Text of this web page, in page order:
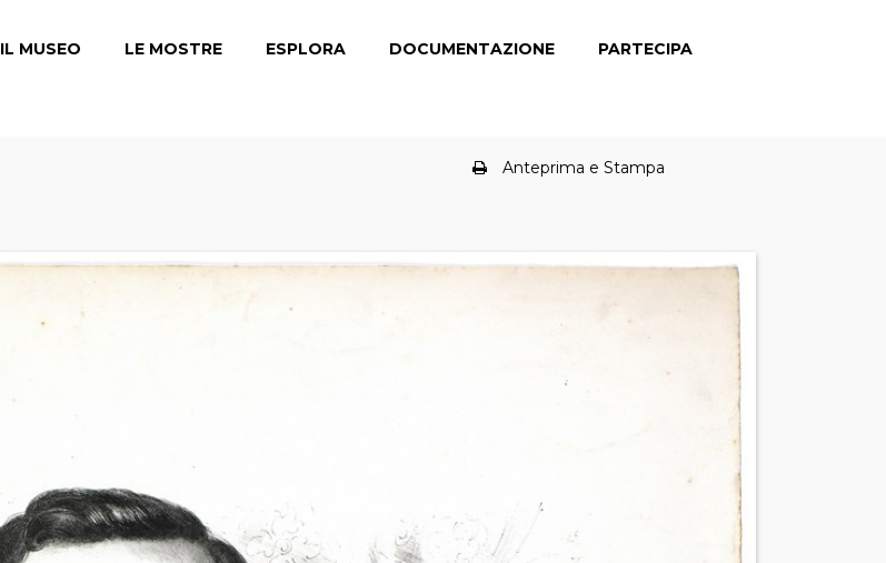
IL MUSEO LE MOSTRE ESPLORA DOCUMENTAZIONE PARTECIPA
Anteprima e Stampa